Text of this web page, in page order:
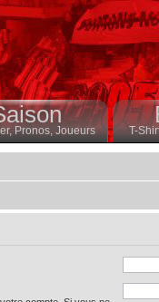
Pronos, Joueurs T-